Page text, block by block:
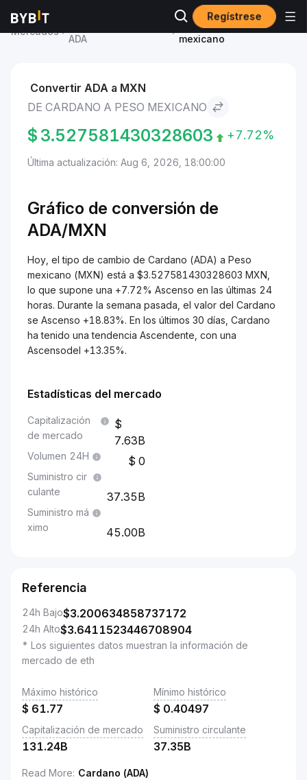
Regístrese
Mercados
ADA
Cardano to Peso
mexicano
Convertir ADA a MXN
DE CARDANO A PESO MEXICANO
$ 3.527581430328603 +7.72%
Última actualización: Aug 6, 2026, 18:00:00
Gráfico de conversión de
ADA/MXN
Hoy, el tipo de cambio de Cardano (ADA) a Peso
mexicano (MXN) está a $3.527581430328603 MXN,
lo que supone una +7.72% Ascenso en las últimas 24
horas. Durante la semana pasada, el valor del Cardano
se Ascenso +18.83%. En los últimos 30 días, Cardano
ha tenido una tendencia Ascendente, con una
Ascensodel +13.35%.
Estadísticas del mercado
Capitalización
de mercado
7.63B
Volumen 24H 0
Suministro cir
culante
37.35B
Suministro má
ximo
45.00B
Referencia
24h Bajo$3.200634858737172
24h Alto$3.6411523446708904
* Los siguientes datos muestran la información de
mercado de eth
Máximo histórico
$ 61.77
Mínimo histórico
$ 0.40497
Capitalización de mercado
131.24B
Suministro circulante
37.35B
Read More: Cardano (ADA)